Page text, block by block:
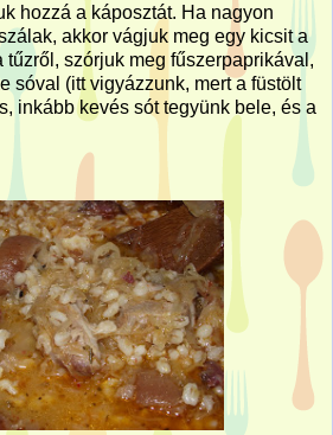
hozzá a káposztát. Ha nagyon
akkor vágjuk meg egy kicsit a
tűzről, szórjuk meg fűszerpaprikával,
sóval (itt vigyázzunk, mert a füstölt
inkább kevés sót tegyünk bele, és a